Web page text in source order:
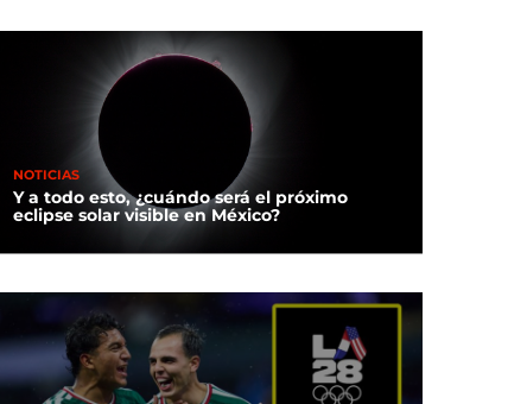
NOTICIAS
Y a todo esto, ¿cuándo será el próximo
eclipse solar visible en México?